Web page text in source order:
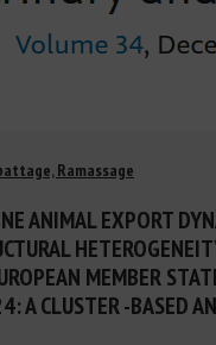
Ramassage
ANIMAL EXPORT
MEMBER
A CLUSTER -BASED